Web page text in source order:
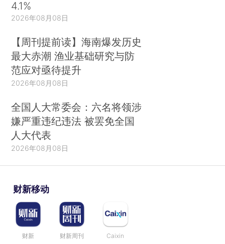
4.1%
2026年08月08日
【周刊提前读】海南爆发历史
最大赤潮 渔业基础研究与防
范应对亟待提升
2026年08月08日
全国人大常委会：六名将领涉
嫌严重违纪违法 被罢免全国
人大代表
2026年08月08日
财新移动
财新 财新周刊 Caixin